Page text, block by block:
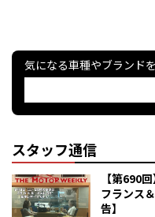
気になる車種やブランド
スタッフ通信
【第690
フランス
告】